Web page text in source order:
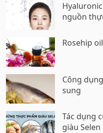
nguồn
Rosehip
Công
sung
Tác dụng
giàu